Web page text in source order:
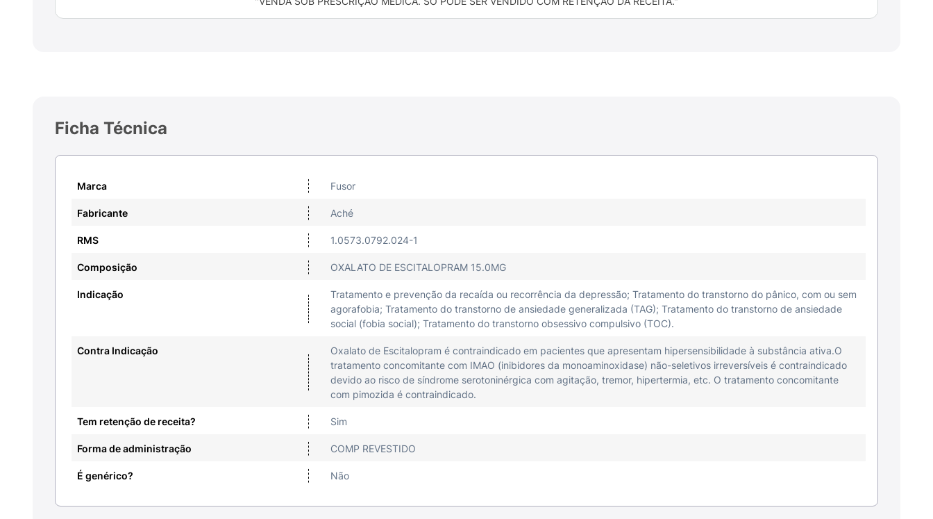
Ficha Técnica
Marca Fusor
Fabricante Aché
RMS 1.0573.0792.024-1
Composição OXALATO DE ESCITALOPRAM 15.0MG
Indicação
Tratamento e prevenção da recaída ou recorrência da depressão; Tratamento do transtorno do pânico, com ou sem
agorafobia; Tratamento do transtorno de ansiedade generalizada (TAG); Tratamento do transtorno de ansiedade
social (fobia social); Tratamento do transtorno obsessivo compulsivo (TOC).
Contra Indicação
Oxalato de Escitalopram é contraindicado em pacientes que apresentam hipersensibilidade à substância ativa.O
tratamento concomitante com IMAO (inibidores da monoaminoxidase) não-seletivos irreversíveis é contraindicado
devido ao risco de síndrome serotoninérgica com agitação, tremor, hipertermia, etc. O tratamento concomitante
com pimozida é contraindicado.
Tem retenção de receita? Sim
Forma de administração COMP REVESTIDO
É genérico? Não